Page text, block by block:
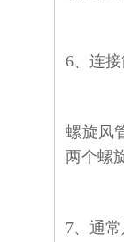
6、连
螺旋风
两个螺
7、通